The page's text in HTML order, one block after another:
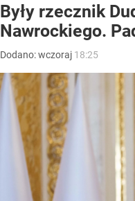
Były rzecznik
Nawrockiego.
Dodano:wczoraj 18:25